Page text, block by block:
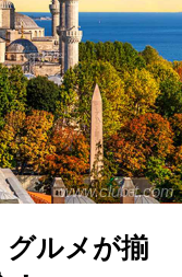
www.club-t.com
グルメが揃